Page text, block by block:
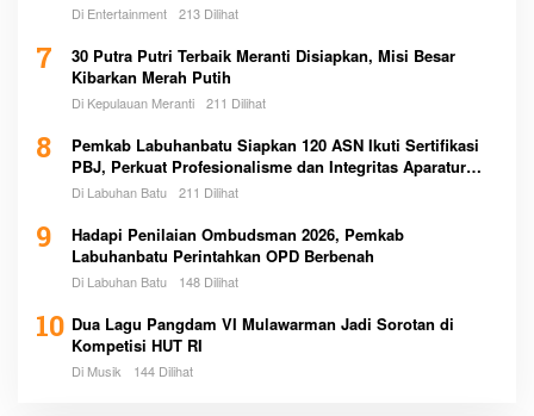
Di Entertainment 213 Dilihat
7
30 Putra Putri Terbaik Meranti Disiapkan, Misi Besar
Kibarkan Merah Putih
Di Kepulauan Meranti 211 Dilihat
8
Pemkab Labuhanbatu Siapkan 120 ASN Ikuti Sertifikasi
PBJ, Perkuat Profesionalisme dan Integritas Aparatur
Pemerintah
Di Labuhan Batu 211 Dilihat
9
Hadapi Penilaian Ombudsman 2026, Pemkab
Labuhanbatu Perintahkan OPD Berbenah
Di Labuhan Batu 148 Dilihat
10 Dua Lagu Pangdam VI Mulawarman Jadi Sorotan di
Kompetisi HUT RI
Di Musik 144 Dilihat